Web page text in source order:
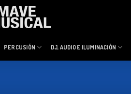
PERCUSIÓN DJ, AUDIO E ILUMINACIÓN